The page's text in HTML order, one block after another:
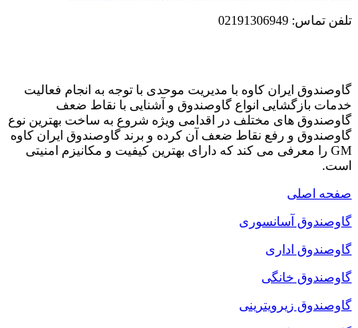
تلفن تماس: 02191306949
گاوصندوق ایران کاوه با مدیریت موحدی با توجه به انجام فعالیت
خدمات بازگشایی انواع گاوصندوق و آشنایی با نقاط ضعف
گاوصندوق های مختلف در اقدامی ویژه شروع به ساخت بهترین نوع
گاوصندوق و رفع نقاط ضعف آن کرده و برند گاوصندوق ایران کاوه
GM را معرفی می کند که دارای بهترین کیفیت و مکانیزم امنیتی
است.
صفحه اصلی
گاوصندوق آسانسوری
گاوصندوق اداری
گاوصندوق خانگی
گاوصندوق زیرویترینی